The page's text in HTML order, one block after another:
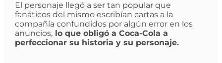
El personaje llegó a ser tan popular que
fanáticos del mismo escribían cartas a la
compañía confundidos por algún error en los
anuncios,lo que obligó a Coca-Cola a
perfeccionar su historia y su personaje.